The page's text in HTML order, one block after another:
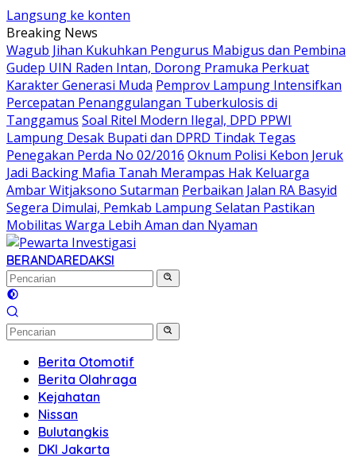
Langsung ke konten
Breaking News
Wagub Jihan Kukuhkan Pengurus Mabigus dan Pembina
Gudep UIN Raden Intan, Dorong Pramuka Perkuat
Karakter Generasi Muda Pemprov Lampung Intensifkan
Percepatan Penanggulangan Tuberkulosis di
Tanggamus Soal Ritel Modern Ilegal, DPD PPWI
Lampung Desak Bupati dan DPRD Tindak Tegas
Penegakan Perda No 02/2016 Oknum Polisi Kebon Jeruk
Jadi Backing Mafia Tanah Merampas Hak Keluarga
Ambar Witjaksono Sutarman Perbaikan Jalan RA Basyid
Segera Dimulai, Pemkab Lampung Selatan Pastikan
Mobilitas Warga Lebih Aman dan Nyaman
BERANDAREDAKSI
Berita Otomotif
Berita Olahraga
Kejahatan
Nissan
Bulutangkis
DKI Jakarta